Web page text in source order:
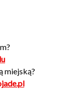
miejską?